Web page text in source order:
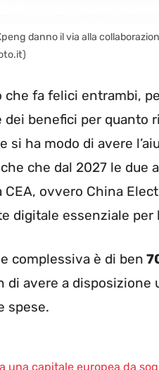
danno il via alla
che fa felici entrambi,
dei benefici per quanto
si ha modo di avere
che dal 2027 le due
CEA, ovvero China
digitale essenziale
complessiva è di ben
di avere a
spese.
a una capitale europea da